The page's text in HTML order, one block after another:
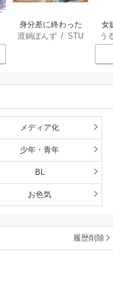
身分差に終わった
恋を、今さらです
渡鍋ぽんず /STU
女
一
う
メディア化
少年・青年
BL
お色気
履歴削除